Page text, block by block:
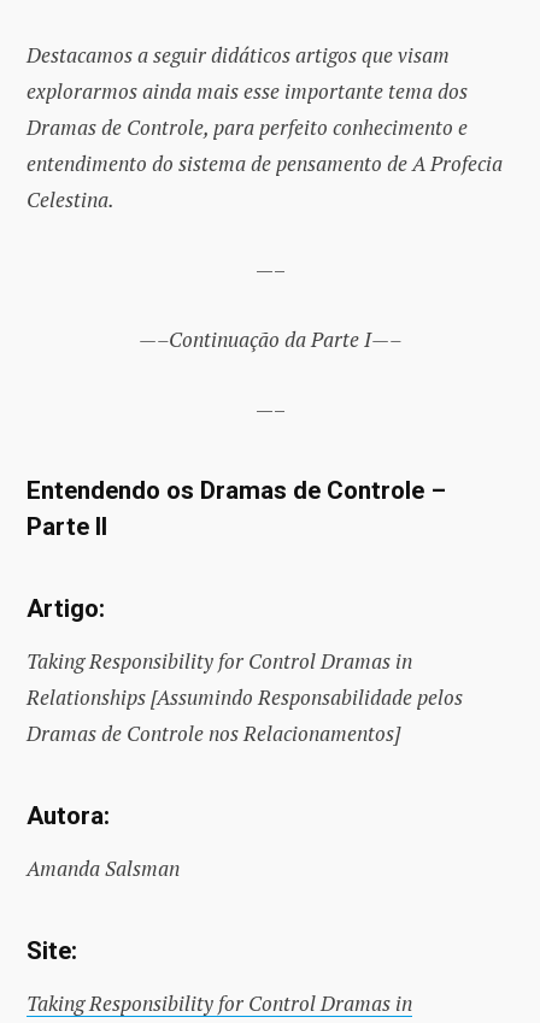
Destacamos a seguir didáticos artigos que visam
explorarmos ainda mais esse importante tema dos
Dramas de Controle, para perfeito conhecimento e
entendimento do sistema de pensamento de A Profecia
Celestina.
—–
—–Continuação da Parte I—–
—–
Entendendo os Dramas de Controle –
Parte II
Artigo:
Taking Responsibility for Control Dramas in
Relationships [Assumindo Responsabilidade pelos
Dramas de Controle nos Relacionamentos]
Autora:
Amanda Salsman
Site:
Taking Responsibility for Control Dramas in